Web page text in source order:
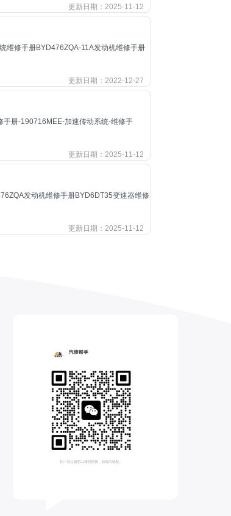
更新日期：2025-11-12
维修手册BYD476ZQA-11A发动机维修手册
更新日期：2022-12-27
册-190716MEE-加速传动系统-维修手
更新日期：2025-11-12
发动机维修手册BYD6DT35变速器维修
更新日期：2025-11-12